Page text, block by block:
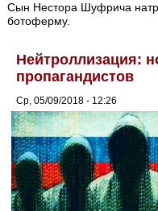
Сын Нестора Шуфрича
ботоферму.
Нейтроллизация:
пропагандистов
Ср, 05/09/2018 - 12:26